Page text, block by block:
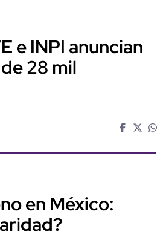
e INPI anuncian
28 mil
en México: